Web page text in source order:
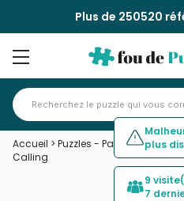
Plus de 250520
Accueil > Puzzles - Pays :
Calling
plus
9
7